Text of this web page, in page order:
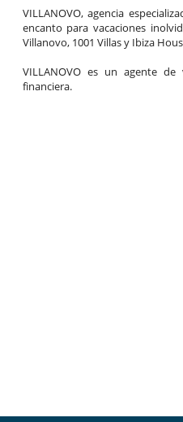
VILLANOVO, agencia
encanto para vacaciones
Villanovo, 1001 Villas y Ibiza
VILLANOVO es un agente
financiera.